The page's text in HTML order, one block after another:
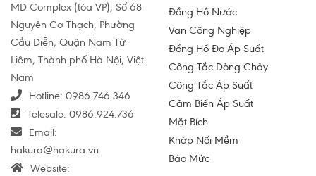
MD Complex (tòa VP), Số 68
Nguyễn Cơ Thạch, Phường
Cầu Diễn, Quận Nam Từ
Liêm, Thành phố Hà Nội, Việt
Nam
Hotline: 0986.746.346
Telesale: 0986.924.736
Email:
hakura@hakura.vn
Website:
Đồng Hồ Nước
Van Công Nghiệp
Đồng Hồ Đo Áp Suất
Công Tắc Dòng Chảy
Công Tắc Áp Suất
Cảm Biến Áp Suất
Mặt Bích
Khớp Nối Mềm
Báo Mức